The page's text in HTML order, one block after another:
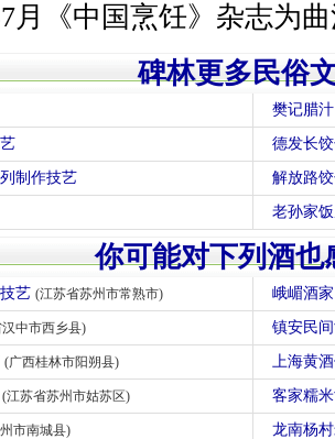
月《中国烹饪》杂志为
碑林更多民俗
樊记腊
德发长
制作技艺 解放路
老孙家
你可能对下列酒也
艺 (江苏省苏州市常熟市) 峨嵋酒
中市西乡县) 镇安民
(广西桂林市阳朔县) 上海黄
(江苏省苏州市姑苏区) 客家糯
市南城县) 龙南杨